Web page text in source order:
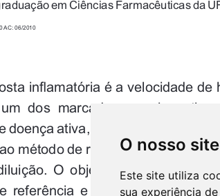
O nosso
Este site utiliza
sua experiência